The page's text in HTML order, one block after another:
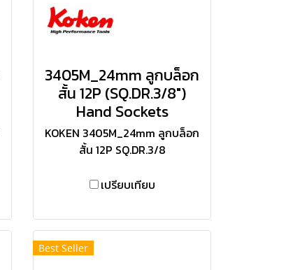
3405M_24mm ลูกบล็อก
สั้น 12P (SQ.DR.3/8")
Hand Sockets
KOKEN 3405M_24mm ลูกบล็อก
สั้น 12P SQ.DR.3/8
เปรียบเทียบ
Best Seller